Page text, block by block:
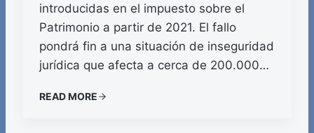
introducidas en el impuesto sobre el
Patrimonio a partir de 2021. El fallo
pondrá fin a una situación de inseguridad
jurídica que afecta a cerca de 200.000…
READ MORE